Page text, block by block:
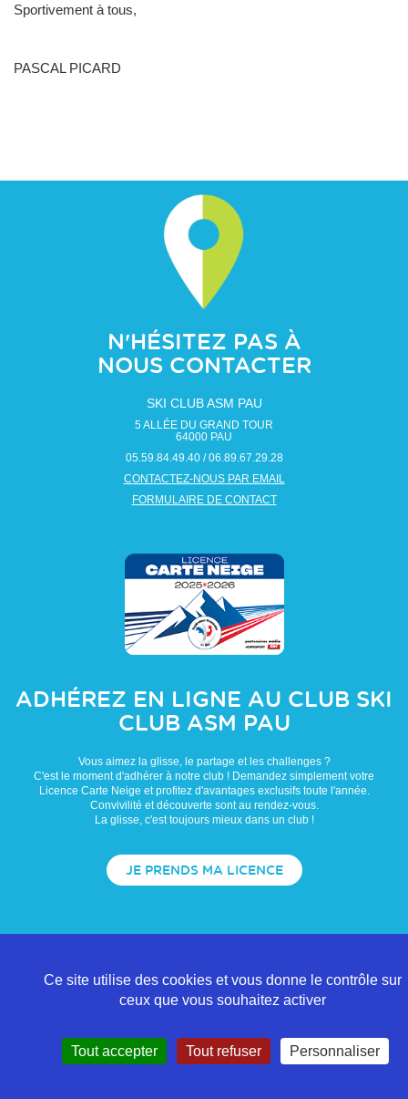
Sportivement à tous,
PASCAL PICARD
N'HÉSITEZ PAS À
NOUS CONTACTER
SKI CLUB ASM PAU
5 ALLÉE DU GRAND TOUR
64000 PAU
05.59.84.49.40 / 06.89.67.29.28
CONTACTEZ-NOUS PAR EMAIL
FORMULAIRE DE CONTACT
ADHÉREZ EN LIGNE AU CLUB SKI
CLUB ASM PAU
Vous aimez la glisse, le partage et les challenges ?
C'est le moment d'adhérer à notre club ! Demandez simplement votre
Licence Carte Neige et profitez d'avantages exclusifs toute l'année.
Convivilité et découverte sont au rendez-vous.
La glisse, c'est toujours mieux dans un club !
JE PRENDS MA LICENCE
Ce site utilise des cookies et vous donne le contrôle sur
ceux que vous souhaitez activer
Tout accepter Tout refuser Personnaliser